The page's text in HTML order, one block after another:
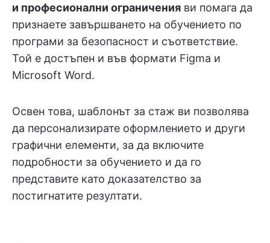
и професионални ограничения ви помага да
признаете завършването на обучението по
програми за безопасност и съответствие.
Той е достъпен и във формати Figma и
Microsoft Word.
Освен това, шаблонът за стаж ви позволява
да персонализирате оформлението и други
графични елементи, за да включите
подробности за обучението и да го
представите като доказателство за
постигнатите резултати.